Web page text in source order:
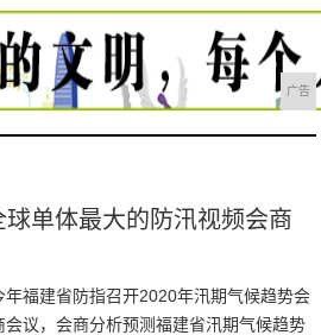
广告
单体最大的防汛视频会商
年福建省防指召开2020年汛期气候趋势会
会议，会商分析预测福建省汛期气候趋势